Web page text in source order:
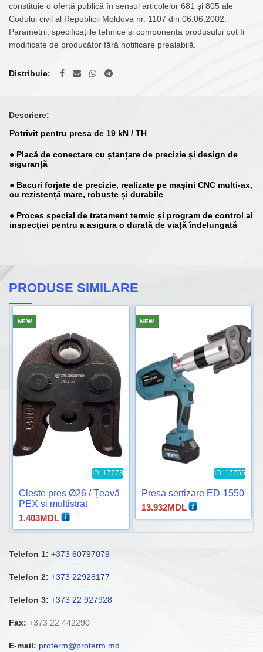
constituie o ofertă publică în sensul articolelor 681 și 805 ale
Codului civil al Republicii Moldova nr. 1107 din 06.06.2002.
Parametrii, specificațiile tehnice și componența produsului pot fi
modificate de producător fără notificare prealabilă.
Distribuie
Descriere:
Potrivit pentru presa de 19 kN / TH
● Placă de conectare cu ștanțare de precizie și design de
siguranță
● Bacuri forjate de precizie, realizate pe mașini CNC multi-ax,
cu rezistență mare, robuste și durabile
● Proces special de tratament termic și program de control al
inspecției pentru a asigura o durată de viață îndelungată
PRODUSE SIMILARE
ID: 17773
NEW
Cleste pres Ø26 / Țeavă
PEX și multistrat
1.403MDL
ID: 17755
NEW
Presa sertizare ED-1550
13.932MDL
Telefon 1: +373 60797079
Telefon 2: +373 22928177
Telefon 3: +373 22 927928
Fax: +373 22 442290
E-mail: proterm@proterm.md